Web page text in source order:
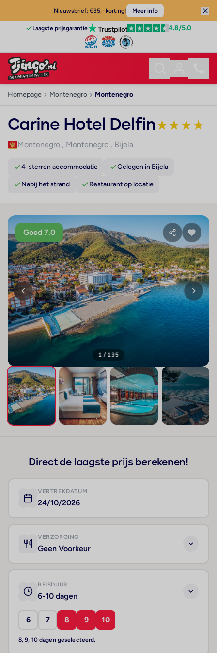
Nieuwsbrief: €35,- korting! Meer info
Laagste prijsgarantie 4.8/5.0
Homepage Montenegro Montenegro
Carine Hotel Delfin★★★★
Montenegro , Montenegro , Bijela
4-sterren accommodatie Gelegen in Bijela
Nabij het strand Restaurant op locatie
Goed 7.0
1 / 135
Direct de laagste prijs berekenen!
VERTREKDATUM
24/10/2026
VERZORGING
Geen Voorkeur
REISDUUR
6-10 dagen
6 7 8 9 10
8, 9, 10 dagen geselecteerd.